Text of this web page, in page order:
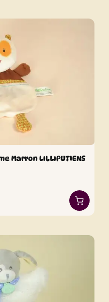
Marron LILLIPUTIENS